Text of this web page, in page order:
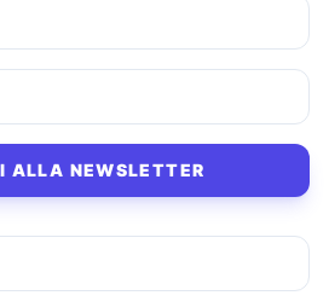
ALLA NEWSLETTER